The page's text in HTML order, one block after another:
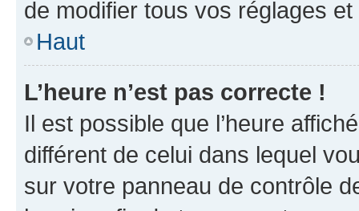
de modifier tous vos réglages
Haut
L’heure n’est pas correcte !
Il est possible que l’heure
différent de celui dans lequel
sur votre panneau de contrôle